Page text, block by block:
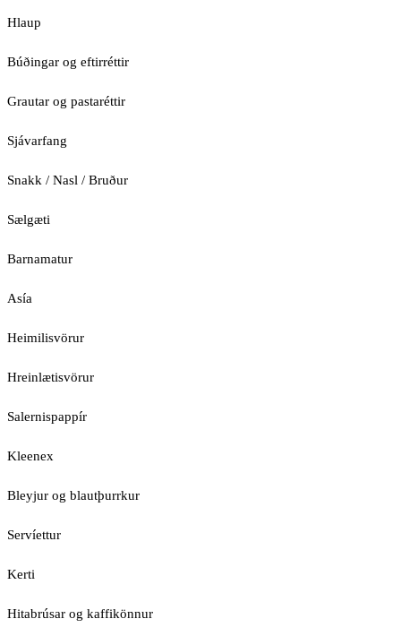
Hlaup
Búðingar og eftirréttir
Grautar og pastaréttir
Sjávarfang
Snakk / Nasl / Bruður
Sælgæti
Barnamatur
Asía
Heimilisvörur
Hreinlætisvörur
Salernispappír
Kleenex
Bleyjur og blautþurrkur
Servíettur
Kerti
Hitabrúsar og kaffikönnur